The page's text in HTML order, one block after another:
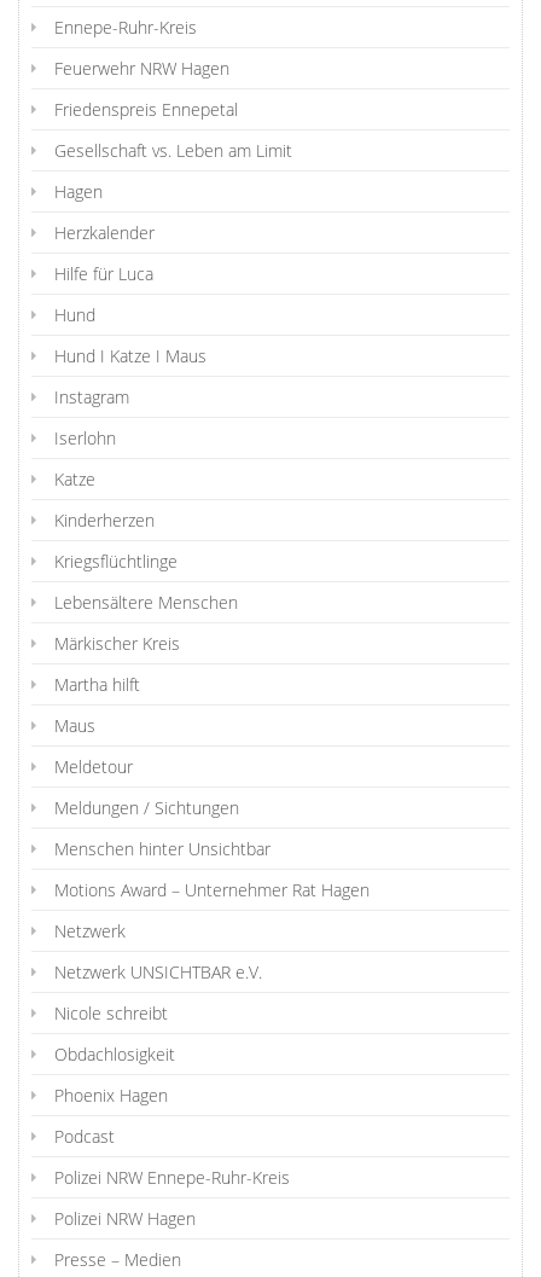
Ennepe-Ruhr-Kreis
Feuerwehr NRW Hagen
Friedenspreis Ennepetal
Gesellschaft vs. Leben am Limit
Hagen
Herzkalender
Hilfe für Luca
Hund
Hund I Katze I Maus
Instagram
Iserlohn
Katze
Kinderherzen
Kriegsflüchtlinge
Lebensältere Menschen
Märkischer Kreis
Martha hilft
Maus
Meldetour
Meldungen / Sichtungen
Menschen hinter Unsichtbar
Motions Award – Unternehmer Rat Hagen
Netzwerk
Netzwerk UNSICHTBAR e.V.
Nicole schreibt
Obdachlosigkeit
Phoenix Hagen
Podcast
Polizei NRW Ennepe-Ruhr-Kreis
Polizei NRW Hagen
Presse – Medien